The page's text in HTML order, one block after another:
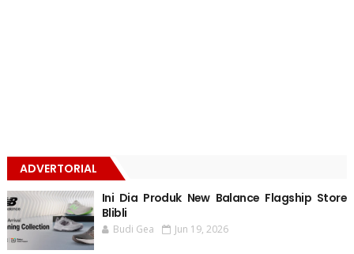
ADVERTORIAL
Ini Dia Produk New Balance Flagship Store
Blibli
Budi Gea Jun 19, 2026